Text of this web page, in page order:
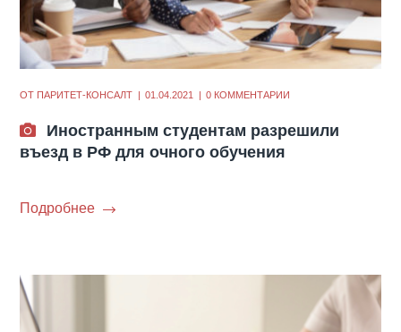
ОТ ПАРИТЕТ-КОНСАЛТ 01.04.2021 0 КОММЕНТАРИИ
Иностранным студентам разрешили
въезд в РФ для очного обучения
Подробнее